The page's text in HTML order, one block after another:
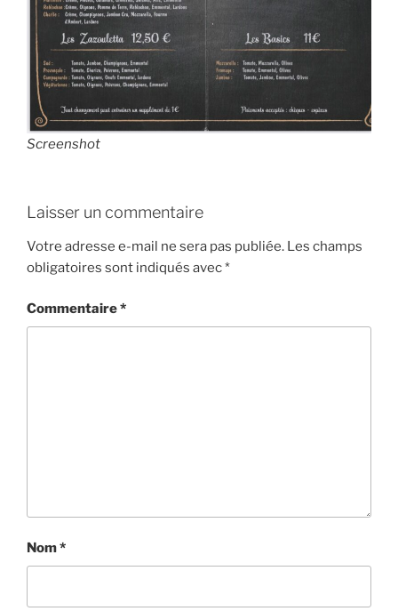
Screenshot
Laisser un commentaire
Votre adresse e-mail ne sera pas publiée. Les champs
obligatoires sont indiqués avec*
Commentaire*
Nom*